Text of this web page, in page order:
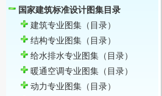
国家建筑标准设计图集目录
建筑专业图集 （目录）
结构专业图集 （目录）
给水排水专业图集 （目录）
暖通空调专业图集 （目录）
动力专业图集 （目录）